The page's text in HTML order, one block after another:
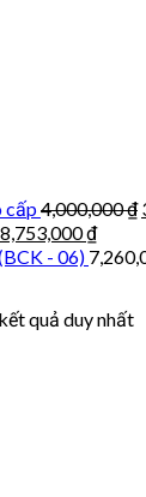
cấp4,000,000₫
₫
- 06)
quả duy nhất